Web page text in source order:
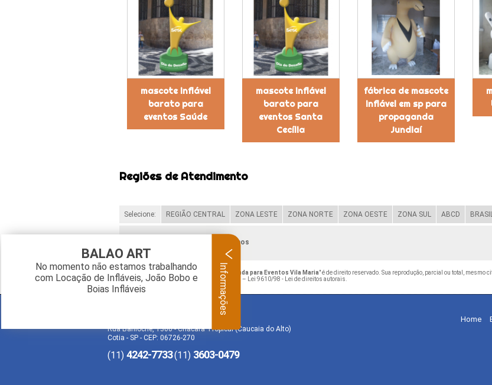
mascote inflável
barato para
eventos Saúde
mascote inflável
barato para
eventos Santa
Cecília
fábrica de mascote
inflável em sp para
propaganda
Jundiaí
Regiões de Atendimento
Selecione: REGIÃO CENTRAL ZONA LESTE ZONA NORTE ZONA OESTE ZONA SUL ABCD
Verifique as regiões que atendemos
O conteúdo do texto " Mascote Inflável a Venda para Eventos Vila Maria" é de direito reservado. Sua reprodução, parcial ou total,
de direito autoral – artigo 184 do Código Penal –
Lei 9610/98 - Lei de direitos autorais
Rua Bariloche, 1300 - Chácara Tropical (Caucaia do Alto)
Cotia - SP - CEP: 06726-270
(11) 4242-7733(11) 3603-0479
Home
BALAO ART
No momento não estamos trabalhando
com Locação de Infláveis, João Bobo e
Boias Infláveis
Informações